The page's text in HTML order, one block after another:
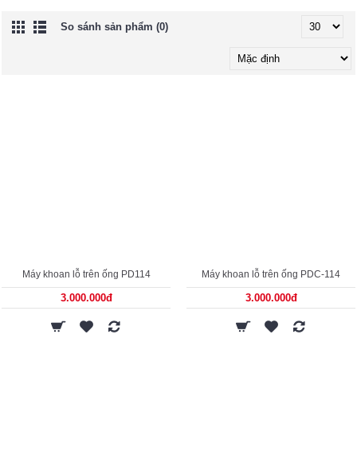
So sánh sản phẩm (0)
Máy khoan lỗ trên ống PD114
3.000.000đ
Máy khoan lỗ trên ống PDC-114
3.000.000đ